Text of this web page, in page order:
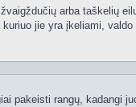
arba taškelių
jie yra įkeliami,
pakeisti rangų, kadangi